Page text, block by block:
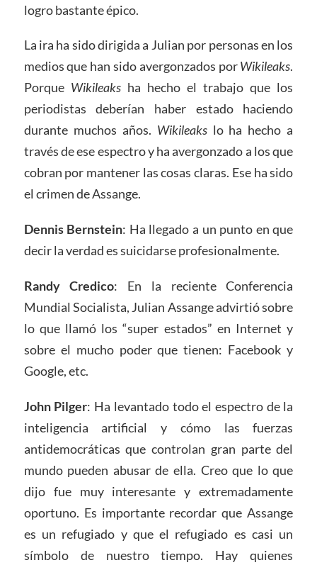
logro bastante épico.
La ira ha sido dirigida a Julian por personas en los
medios que han sido avergonzados porWikileaks.
Porque Wikileaksha hecho el trabajo que los
periodistas deberían haber estado haciendo
durante muchos años. Wikileaks lo ha hecho a
través de ese espectro y ha avergonzado a los que
cobran por mantener las cosas claras. Ese ha sido
el crimen de Assange.
Dennis Bernstein: Ha llegado a un punto en que
decir la verdad es suicidarse profesionalmente.
Randy Credico: En la reciente Conferencia
Mundial Socialista, Julian Assange advirtió sobre
lo que llamó los “super estados” en Internet y
sobre el mucho poder que tienen: Facebook y
Google, etc.
John Pilger: Ha levantado todo el espectro de la
inteligencia artificial y cómo las fuerzas
antidemocráticas que controlan gran parte del
mundo pueden abusar de ella. Creo que lo que
dijo fue muy interesante y extremadamente
oportuno. Es importante recordar que Assange
es un refugiado y que el refugiado es casi un
símbolo de nuestro tiempo. Hay quienes